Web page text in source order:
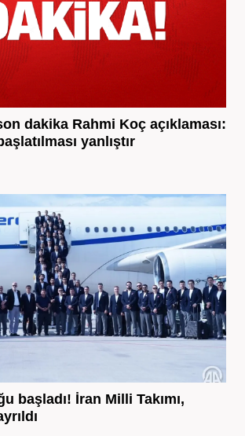
dakika Rahmi Koç açıklaması:
yanlıştır
başladı! İran Milli Takımı,